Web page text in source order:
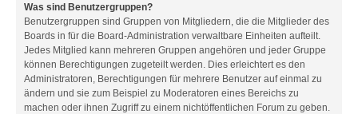
Was sind Benutzergruppen?
Benutzergruppen sind Gruppen von Mitgliedern, die die Mitglieder des
Boards in für die Board-Administration verwaltbare Einheiten aufteilt.
Jedes Mitglied kann mehreren Gruppen angehören und jeder Gruppe
können Berechtigungen zugeteilt werden. Dies erleichtert es den
Administratoren, Berechtigungen für mehrere Benutzer auf einmal zu
ändern und sie zum Beispiel zu Moderatoren eines Bereichs zu
machen oder ihnen Zugriff zu einem nichtöffentlichen Forum zu geben.